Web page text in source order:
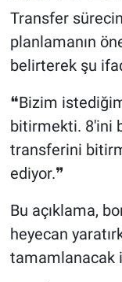
Transfer
planlamanın
belirterek şu
❝Bizim
bitirmekti. 8'ini
transferini
ediyor.❞
Bu açıklama,
heyecan
tamamlanacak